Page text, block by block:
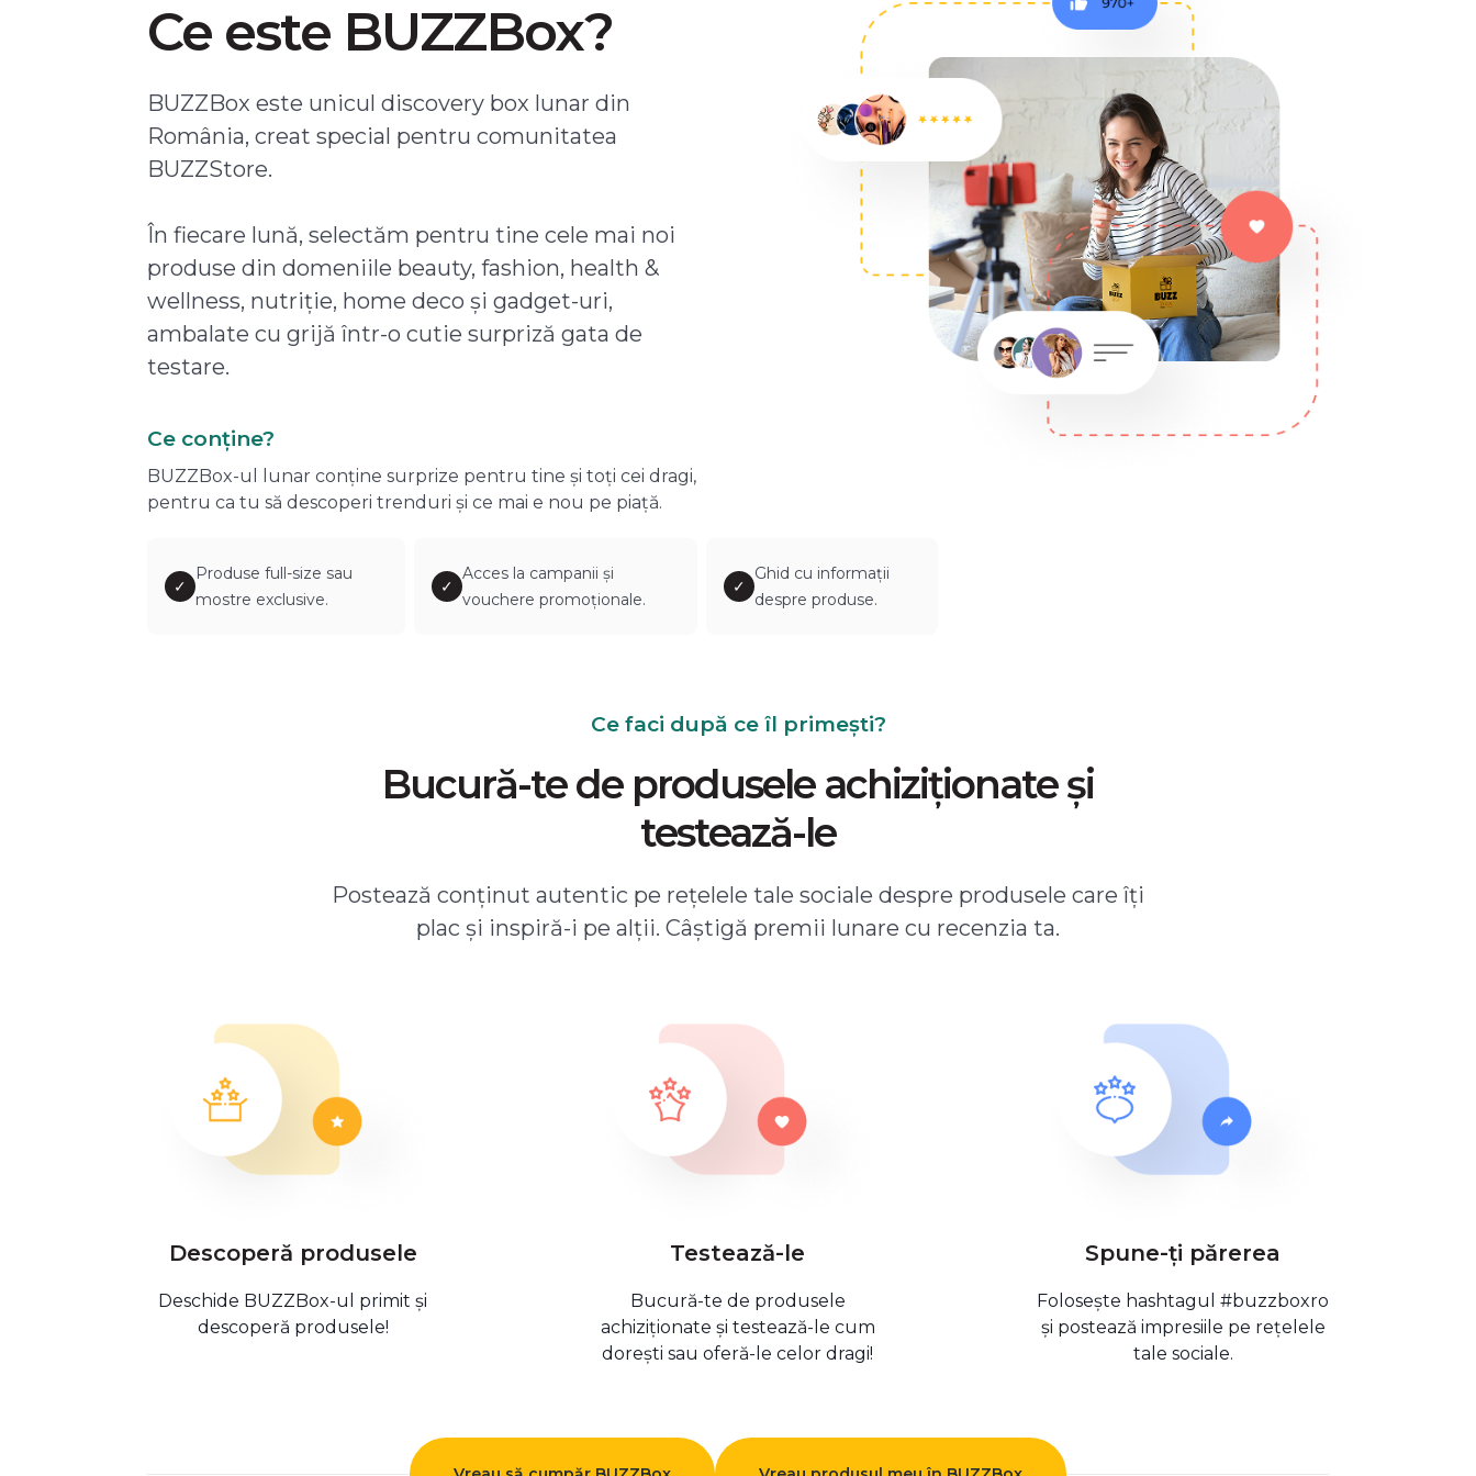
Ce este BUZZBox?
BUZZBox este unicul discovery box lunar din
România, creat special pentru comunitatea
BUZZStore.
În fiecare lună, selectăm pentru tine cele mai noi
produse din domeniile beauty, fashion, health &
wellness, nutriție, home deco și gadget-uri,
ambalate cu grijă într-o cutie surpriză gata de
testare.
Ce conține?
BUZZBox-ul lunar conține surprize pentru tine și toți cei dragi,
pentru ca tu să descoperi trenduri și ce mai e nou pe piață.
✓
Produse full-size sau
mostre exclusive.
✓
Acces la campanii și
vouchere promoționale.
✓
Ghid cu informații
despre produse.
Ce faci după ce îl primești?
Bucură-te de produsele achiziționate și
testează-le
Postează conținut autentic pe rețelele tale sociale despre produsele care îți
plac și inspiră-i pe alții. Câștigă premii lunare cu recenzia ta.
Descoperă produsele
Deschide BUZZBox-ul primit și
descoperă produsele!
Testează-le
Bucură-te de produsele
achiziționate și testează-le cum
dorești sau oferă-le celor dragi!
Spune-ți părerea
Folosește hashtagul #buzzboxro
și postează impresiile pe rețelele
tale sociale.